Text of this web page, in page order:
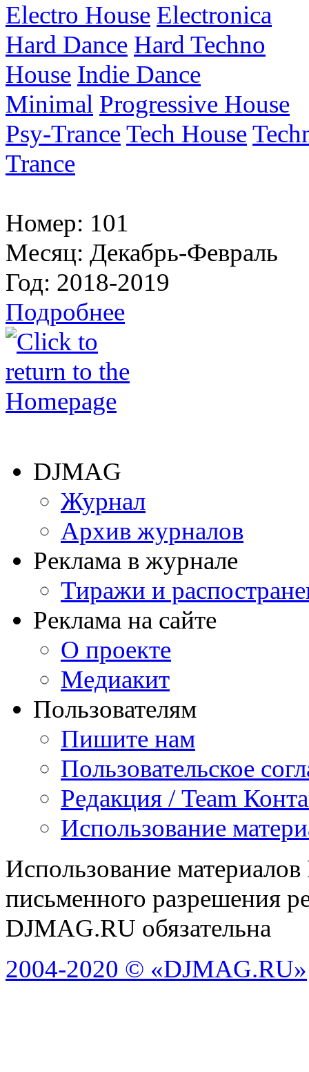
Electro House Electronica
Hard Dance Hard Techno
House Indie Dance
Minimal Progressive House
Psy-TranceTech House
Trance
Номер: 101
Месяц: Декабрь-Февраль
Год: 2018-2019
Подробнее
DJMAG
Журнал
Архив журналов
Реклама в журнале
Тиражи и
Реклама на сайте
О проекте
Медиакит
Пользователям
Пишите нам
Пользовательское
Редакция / Team
Использование
Использование
письменного разрешения
DJMAG.RU обязательна
2004-2020 © «DJMAG.RU»